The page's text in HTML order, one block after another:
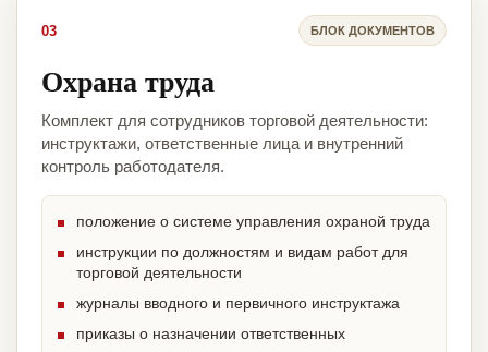
03 БЛОК ДОКУМЕНТОВ
Охрана труда
Комплект для сотрудников торговой деятельности:
инструктажи, ответственные лица и внутренний
контроль работодателя.
положение о системе управления охраной труда
инструкции по должностям и видам работ для
торговой деятельности
журналы вводного и первичного инструктажа
приказы о назначении ответственных